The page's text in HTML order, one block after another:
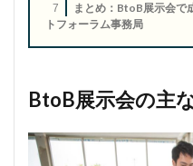
7
まとめ：BtoB展示会で
トフォーラム事務局
BtoB展示会の主